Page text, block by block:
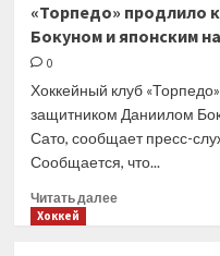
главного
тренера
и тренер
по развитию
покинули
клуб
«Торпедо» продлило
Бокуном и японским
0
Хоккейный клуб
защитником Даниилом
Сато, сообщает пресс-
Сообщается, что...
Читать далееПрочитать
Хоккей